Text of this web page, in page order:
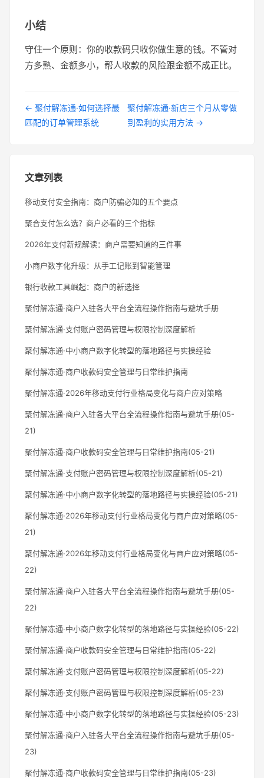
小结
守住一个原则：你的收款码只收你做生意的钱。不管对
方多熟、金额多小，帮人收款的风险跟金额不成正比。
← 聚付解冻通·如何选择最
匹配的订单管理系统
聚付解冻通·新店三个月从零做
到盈利的实用方法 →
文章列表
移动支付安全指南：商户防骗必知的五个要点
聚合支付怎么选？商户必看的三个指标
2026年支付新规解读：商户需要知道的三件事
小商户数字化升级：从手工记账到智能管理
银行收款工具崛起：商户的新选择
聚付解冻通·商户入驻各大平台全流程操作指南与避坑手册
聚付解冻通·支付账户密码管理与权限控制深度解析
聚付解冻通·中小商户数字化转型的落地路径与实操经验
聚付解冻通·商户收款码安全管理与日常维护指南
聚付解冻通·2026年移动支付行业格局变化与商户应对策略
聚付解冻通·商户入驻各大平台全流程操作指南与避坑手册(05-
21)
聚付解冻通·商户收款码安全管理与日常维护指南(05-21)
聚付解冻通·支付账户密码管理与权限控制深度解析(05-21)
聚付解冻通·中小商户数字化转型的落地路径与实操经验(05-21)
聚付解冻通·2026年移动支付行业格局变化与商户应对策略(05-
21)
聚付解冻通·2026年移动支付行业格局变化与商户应对策略(05-
22)
聚付解冻通·商户入驻各大平台全流程操作指南与避坑手册(05-
22)
聚付解冻通·中小商户数字化转型的落地路径与实操经验(05-22)
聚付解冻通·商户收款码安全管理与日常维护指南(05-22)
聚付解冻通·支付账户密码管理与权限控制深度解析(05-22)
聚付解冻通·支付账户密码管理与权限控制深度解析(05-23)
聚付解冻通·中小商户数字化转型的落地路径与实操经验(05-23)
聚付解冻通·商户入驻各大平台全流程操作指南与避坑手册(05-
23)
聚付解冻通·商户收款码安全管理与日常维护指南(05-23)